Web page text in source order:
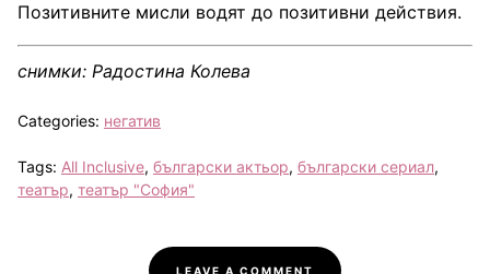
Позитивните мисли водят до позитивни действия.
снимки: Радостина Колева
Categories: негатив
Tags: All Inclusive, български актьор, български сериал,
театър, театър "София"
LEAVE A COMMENT